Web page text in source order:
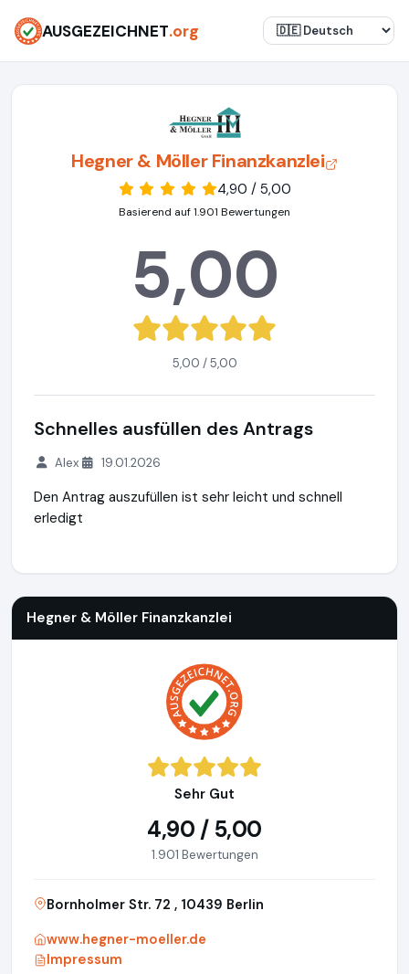
AUSGEZEICHNET.org
Hegner & Möller Finanzkanzlei
4,90 / 5,00
Basierend auf 1.901 Bewertungen
5,00
5,00 / 5,00
Schnelles ausfüllen des Antrags
Alex 19.01.2026
Den Antrag auszufüllen ist sehr leicht und schnell
erledigt
Hegner & Möller Finanzkanzlei
Sehr Gut
4,90 / 5,00
1.901 Bewertungen
Bornholmer Str. 72 , 10439 Berlin
www.hegner-moeller.de
Impressum